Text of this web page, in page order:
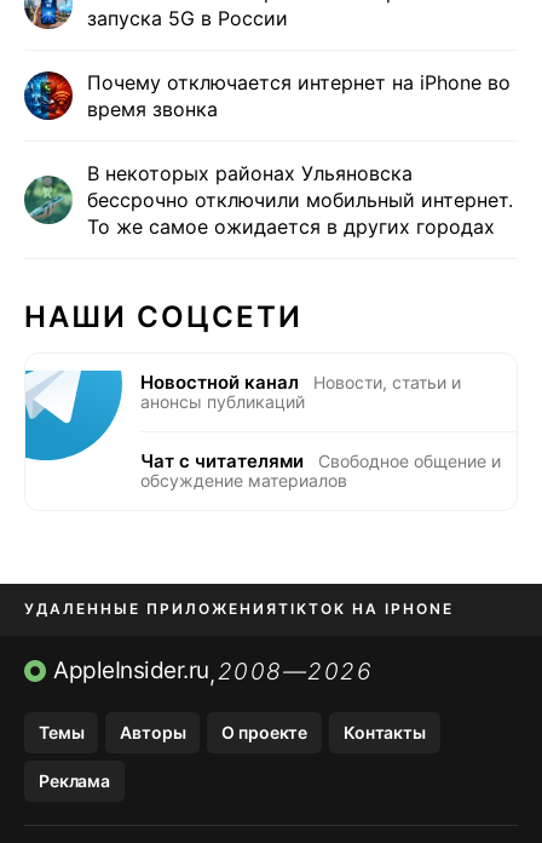
запуска 5G в России
Почему отключается интернет на iPhone во
время звонка
В некоторых районах Ульяновска
бессрочно отключили мобильный интернет.
То же самое ожидается в других городах
НАШИ СОЦСЕТИ
Новостной канал
Новости, статьи и
анонсы публикаций
Чат с читателями
Свободное общение и
обсуждение материалов
УДАЛЕННЫЕ ПРИЛОЖЕНИЯTIKTOK НА IPHONE
ПРИЛОЖЕНИЯ БЕЗ APP STORE
AppleInsider.ru,2008—2026
Темы Авторы О проекте Контакты
Реклама